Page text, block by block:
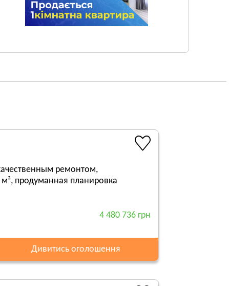
ремонтом,
продуманная планировка
4 480 736 грн
Дивитись оголошення